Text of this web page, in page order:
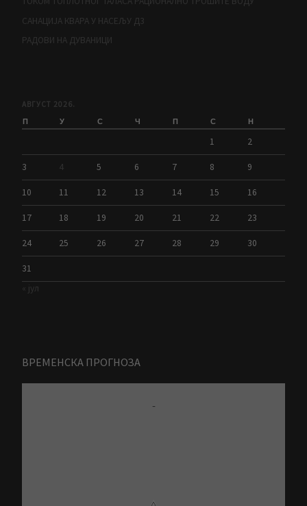
САНАЦИЈА КВАРА У НАСЕЉУ Д3
РАДОВИ НА ДУВАНИЦИ
АВГУСТ 2026.
П У С Ч П С Н
1 2
3 4 5 6 7 8 9
10 11 12 13 14 15 16
17 18 19 20 21 22 23
24 25 26 27 28 29 30
31
« јул
ВРЕМЕНСКА ПРОГНОЗА
-